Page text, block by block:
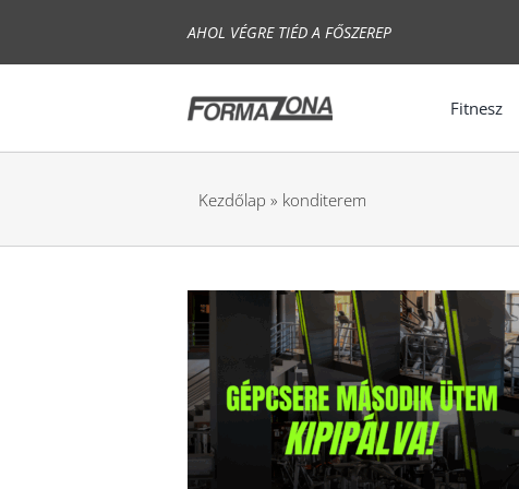
content
AHOL VÉGRE TIÉD A FŐSZEREP
Fitnesz
Kezdőlap » konditerem